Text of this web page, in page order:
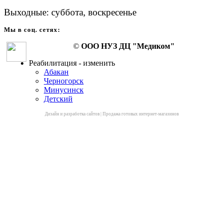
Выходные: суббота, воскресенье
Мы в соц. сетях:
© ООО НУЗ ДЦ "Медиком"
Реабилитация - изменить
Абакан
Черногорск
Минусинск
Детский
Дизайн и разработка сайтов| Продажа готовых интернет-магазинов